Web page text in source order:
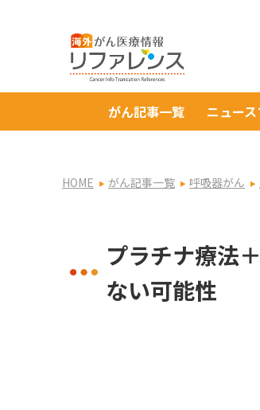
がん記事一覧 ニュー
HOME がん記事一覧 呼吸器がん
プラチナ療法
ない可能性